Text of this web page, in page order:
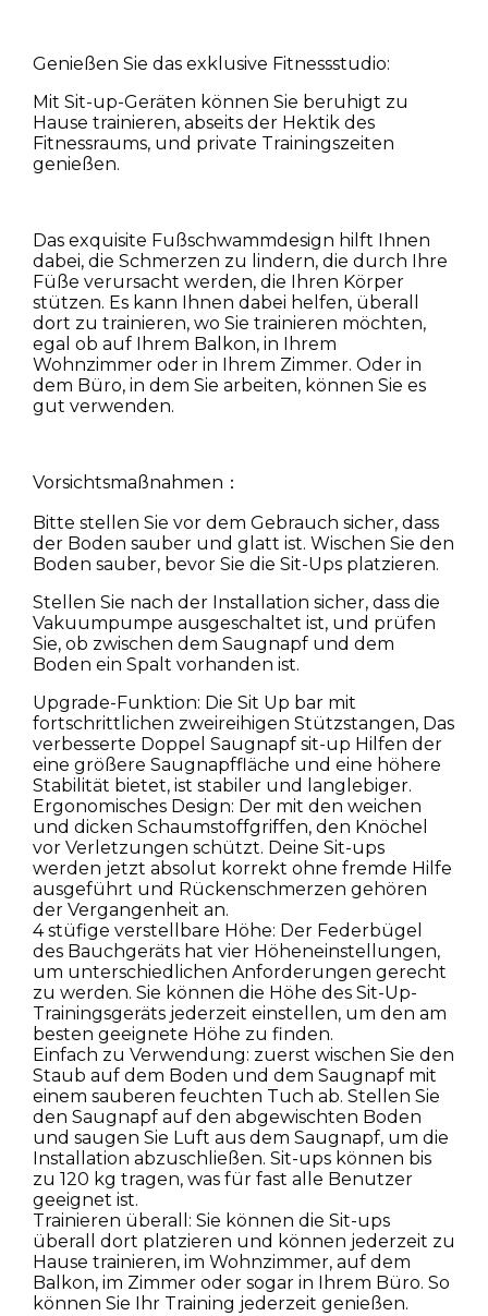
Genießen Sie das exklusive Fitnessstudio:
Mit Sit-up-Geräten können Sie beruhigt zu
Hause trainieren, abseits der Hektik des
Fitnessraums, und private Trainingszeiten
genießen.
Das exquisite Fußschwammdesign hilft Ihnen
dabei, die Schmerzen zu lindern, die durch Ihre
Füße verursacht werden, die Ihren Körper
stützen. Es kann Ihnen dabei helfen, überall
dort zu trainieren, wo Sie trainieren möchten,
egal ob auf Ihrem Balkon, in Ihrem
Wohnzimmer oder in Ihrem Zimmer. Oder in
dem Büro, in dem Sie arbeiten, können Sie es
gut verwenden.
Vorsichtsmaßnahmen：
Bitte stellen Sie vor dem Gebrauch sicher, dass
der Boden sauber und glatt ist. Wischen Sie den
Boden sauber, bevor Sie die Sit-Ups platzieren.
Stellen Sie nach der Installation sicher, dass die
Vakuumpumpe ausgeschaltet ist, und prüfen
Sie, ob zwischen dem Saugnapf und dem
Boden ein Spalt vorhanden ist.
Upgrade-Funktion: Die Sit Up bar mit
fortschrittlichen zweireihigen Stützstangen, Das
verbesserte Doppel Saugnapf sit-up Hilfen der
eine größere Saugnapffläche und eine höhere
Stabilität bietet, ist stabiler und langlebiger.
Ergonomisches Design: Der mit den weichen
und dicken Schaumstoffgriffen, den Knöchel
vor Verletzungen schützt. Deine Sit-ups
werden jetzt absolut korrekt ohne fremde Hilfe
ausgeführt und Rückenschmerzen gehören
der Vergangenheit an.
4 stüfige verstellbare Höhe: Der Federbügel
des Bauchgeräts hat vier Höheneinstellungen,
um unterschiedlichen Anforderungen gerecht
zu werden. Sie können die Höhe des Sit-Up-
Trainingsgeräts jederzeit einstellen, um den am
besten geeignete Höhe zu finden.
Einfach zu Verwendung: zuerst wischen Sie den
Staub auf dem Boden und dem Saugnapf mit
einem sauberen feuchten Tuch ab. Stellen Sie
den Saugnapf auf den abgewischten Boden
und saugen Sie Luft aus dem Saugnapf, um die
Installation abzuschließen. Sit-ups können bis
zu 120 kg tragen, was für fast alle Benutzer
geeignet ist.
Trainieren überall: Sie können die Sit-ups
überall dort platzieren und können jederzeit zu
Hause trainieren, im Wohnzimmer, auf dem
Balkon, im Zimmer oder sogar in Ihrem Büro. So
können Sie Ihr Training jederzeit genießen.